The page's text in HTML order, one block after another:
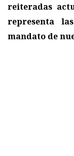
reiteradas
representa
mandato de